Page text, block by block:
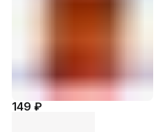
149 ₽